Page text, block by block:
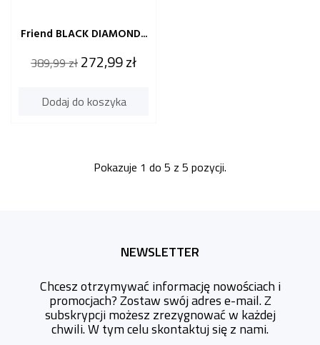
Friend BLACK DIAMOND...
Cena
389,99 zł Cena
272,99 zł
Dodaj do koszyka
Pokazuje 1 do 5 z 5 pozycji.
NEWSLETTER
Chcesz otrzymywać informację nowościach i
promocjach? Zostaw swój adres e-mail. Z
subskrypcji możesz zrezygnować w każdej
chwili. W tym celu skontaktuj się z nami.